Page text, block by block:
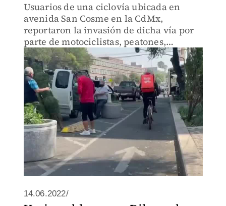
Usuarios de una ciclovía ubicada en
avenida San Cosme en la CdMx,
reportaron la invasión de dicha vía por
parte de motociclistas, peatones,
vehículos motorizados y puestos
ambulantes. La zona más riesgosa se
encuentra a las afueras del mercado.
14.06.2022/